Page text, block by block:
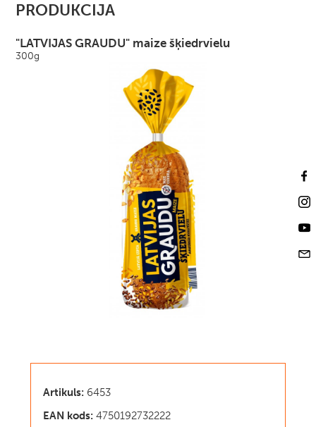
PRODUKCIJA
"LATVIJAS GRAUDU" maize šķiedrvielu
300g
Artikuls: 6453
EAN kods: 4750192732222